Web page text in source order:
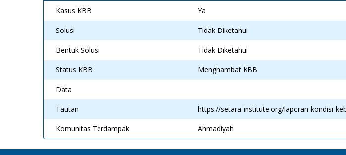
Kasus KBB Ya
Solusi Tidak Diketahui
Bentuk Solusi Tidak Diketahui
Status KBB Menghambat KBB
Data
Tautan https://setara-institute.org/laporan-kondisi-
Komunitas Terdampak Ahmadiyah